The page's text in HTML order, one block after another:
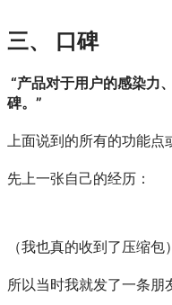
三、 口碑
“产品对于用户的感染力
碑。”
上面说到的所有的功能
先上一张自己的经历：
（我也真的收到了压缩包）
所以当时我就发了一条朋